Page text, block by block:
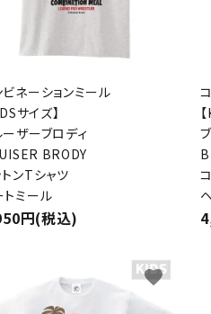
ネーションミール
サイズ】
ザーブロディ
BRODY
ンTシャツ
トミール
円(税込)
favorite